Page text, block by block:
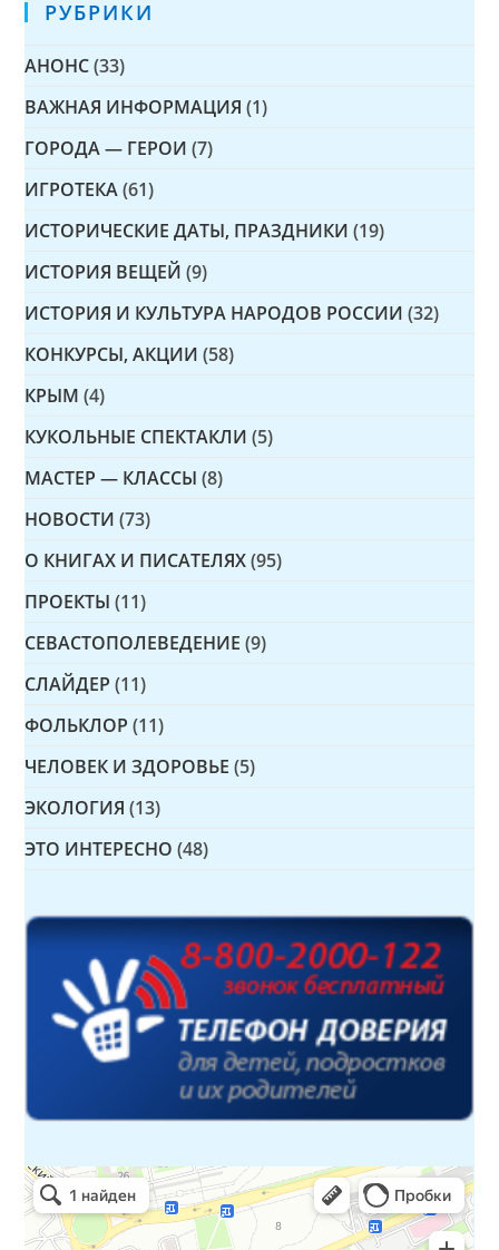
РУБРИКИ
АНОНС (33)
ВАЖНАЯ ИНФОРМАЦИЯ (1)
ГОРОДА — ГЕРОИ (7)
ИГРОТЕКА (61)
ИСТОРИЧЕСКИЕ ДАТЫ, ПРАЗДНИКИ (19)
ИСТОРИЯ ВЕЩЕЙ (9)
ИСТОРИЯ И КУЛЬТУРА НАРОДОВ РОССИИ (32)
КОНКУРСЫ, АКЦИИ (58)
КРЫМ (4)
КУКОЛЬНЫЕ СПЕКТАКЛИ (5)
МАСТЕР — КЛАССЫ (8)
НОВОСТИ (73)
О КНИГАХ И ПИСАТЕЛЯХ (95)
ПРОЕКТЫ (11)
СЕВАСТОПОЛЕВЕДЕНИЕ (9)
СЛАЙДЕР (11)
ФОЛЬКЛОР (11)
ЧЕЛОВЕК И ЗДОРОВЬЕ (5)
ЭКОЛОГИЯ (13)
ЭТО ИНТЕРЕСНО (48)
Детская библиотека № 14 Дружбы народов
Библиотека в Севастополе